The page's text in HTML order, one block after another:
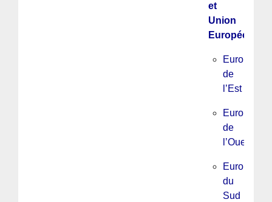
et
Union
Européenne
Europe
de
l’Est
Europe
de
l’Ouest
Europe
du
Sud